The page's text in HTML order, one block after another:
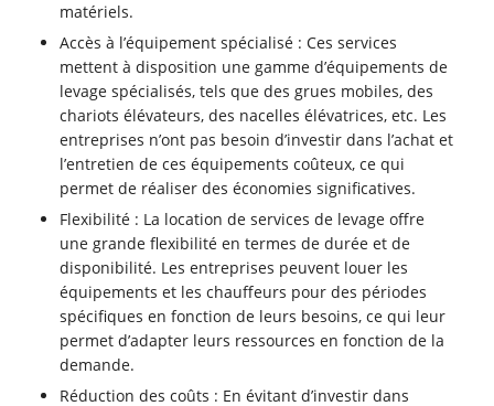
matériels.
Accès à l’équipement spécialisé : Ces services
mettent à disposition une gamme d’équipements de
levage spécialisés, tels que des grues mobiles, des
chariots élévateurs, des nacelles élévatrices, etc. Les
entreprises n’ont pas besoin d’investir dans l’achat et
l’entretien de ces équipements coûteux, ce qui
permet de réaliser des économies significatives.
Flexibilité : La location de services de levage offre
une grande flexibilité en termes de durée et de
disponibilité. Les entreprises peuvent louer les
équipements et les chauffeurs pour des périodes
spécifiques en fonction de leurs besoins, ce qui leur
permet d’adapter leurs ressources en fonction de la
demande.
Réduction des coûts : En évitant d’investir dans